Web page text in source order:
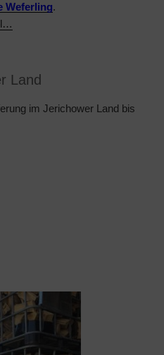
Weferling.
Land
im Jerichower Land bis